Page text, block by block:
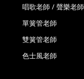
唱歌老師 / 聲樂老師
單簧管老師
雙簧管老師
色士風老師